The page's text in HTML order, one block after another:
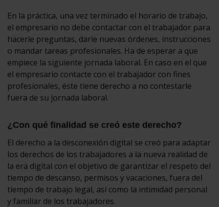
En la práctica, una vez terminado el horario de trabajo,
el empresario no debe contactar con el trabajador para
hacerle preguntas, darle nuevas órdenes, instrucciones
o mandar tareas profesionales. Ha de esperar a que
empiece la siguiente jornada laboral. En caso en el que
el empresario contacte con el trabajador con fines
profesionales, éste tiene derecho a no contestarle
fuera de su jornada laboral.
¿Con qué finalidad se creó este derecho?
El derecho a la desconexión digital se creó para adaptar
los derechos de los trabajadores a la nueva realidad de
la era digital con el objetivo de garantizar el respeto del
tiempo de descanso, permisos y vacaciones, fuera del
tiempo de trabajo legal, así como la intimidad personal
y familiar de los trabajadores.